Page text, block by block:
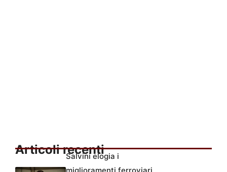
Articoli recenti
Salvini elogia i
miglioramenti ferroviari